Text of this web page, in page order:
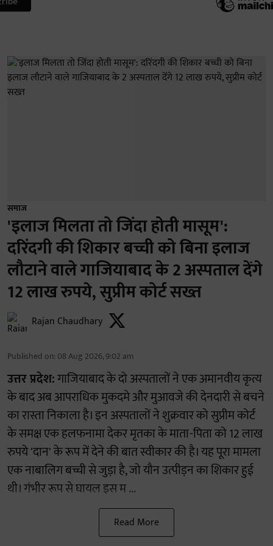
समाज
'इलाज मिलता तो जिंदा होती मासूम':
दरिंदगी की शिकार बच्ची को बिना इलाज
लौटाने वाले गाजियाबाद के 2 अस्पताल देंगे
12 लाख रुपये, सुप्रीम कोर्ट सख्त
Rajan Chaudhary
Published on: 08 Aug 2026, 9:02 am
उत्तर प्रदेश:गाजियाबाद के दो अस्पतालों ने एक अमानवीय कृत्य
के बाद अब आपराधिक मुकदमे और मुआवजे की देनदारी से बचने
का रास्ता निकाला है। इन अस्पतालों ने शुक्रवार को सुप्रीम कोर्ट
के समक्ष एक हलफनामा देकर मृतका के माता-पिता को 12 लाख
रुपये 'दान' के रूप में देने की बात स्वीकार की है। यह पूरा मामला
एक नाबालिग बच्ची से जुड़ा है, जो यौन उत्पीड़न का शिकार हुई
थी। गंभीर रूप से घायल इस म ...
Read More